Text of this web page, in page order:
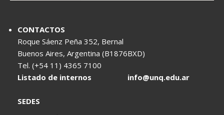
CONTACTOS
Roque Sáenz Peña 352, Bernal
Buenos Aires, Argentina (B1876BXD)
Tel. (+54 11) 4365 7100
Listado de internos
info@unq.edu.ar
SEDES